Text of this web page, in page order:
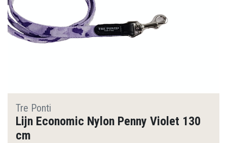
Tre Ponti
Lijn Economic Nylon Penny Violet 130
cm